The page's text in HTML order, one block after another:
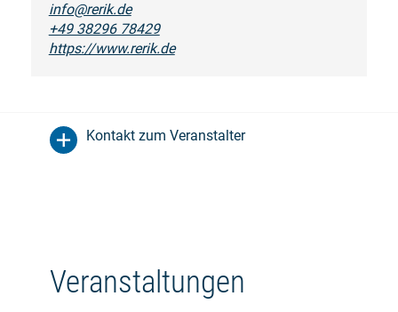
info@rerik.de
+49 38296 78429
https://www.rerik.de
Kontakt zum Veranstalter
Veranstaltungen